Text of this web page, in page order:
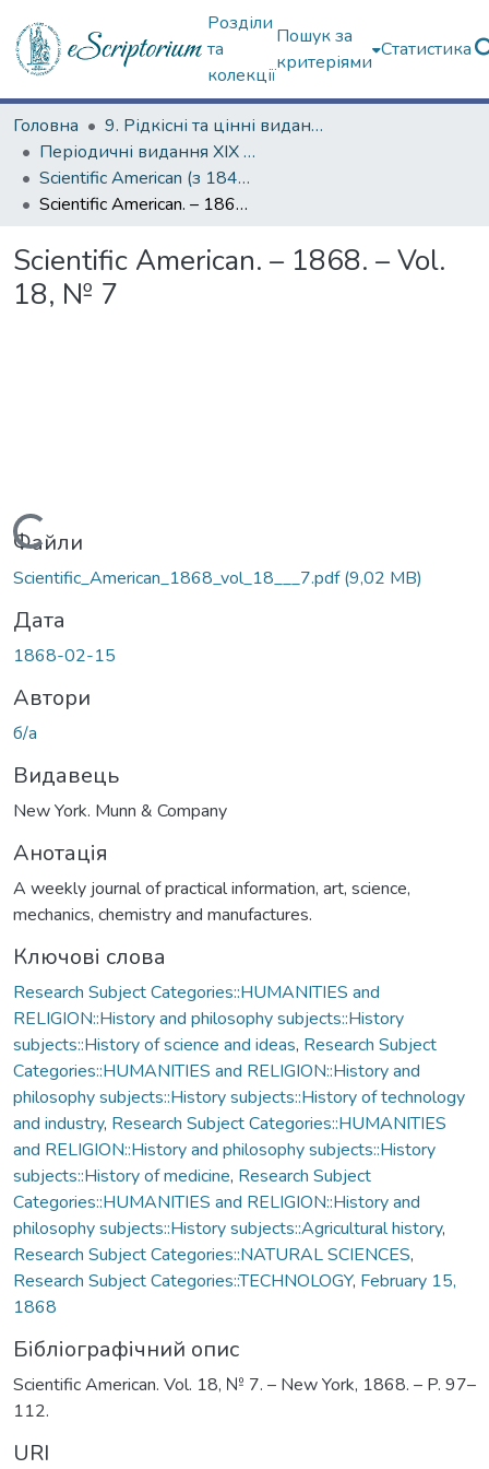
Розділи
та
колекції
Пошук за
критеріями
Статистика
Головна
9. Рідкісні та цінні видання
Періодичні видання ХІХ ст.
Scientific American (з 1845 р.)
Scientific American. – 1868. – Vol. 18, № 7
Scientific American. – 1868. – Vol.
18, № 7
Вантажиться...
Файли
Scientific_American_1868_vol_18___7.pdf(9,02 MB)
Дата
1868-02-15
Автори
б/а
Видавець
New York. Munn & Company
Анотація
A weekly journal of practical information, art, science,
mechanics, chemistry and manufactures.
Ключові слова
Research Subject Categories::HUMANITIES and
RELIGION::History and philosophy subjects::History
subjects::History of science and ideas, Research Subject
Categories::HUMANITIES and RELIGION::History and
philosophy subjects::History subjects::History of technology
and industry, Research Subject Categories::HUMANITIES
and RELIGION::History and philosophy subjects::History
subjects::History of medicine, Research Subject
Categories::HUMANITIES and RELIGION::History and
philosophy subjects::History subjects::Agricultural history,
Research Subject Categories::NATURAL SCIENCES,
Research Subject Categories::TECHNOLOGY, February 15,
1868
Бібліографічний опис
Scientific American. Vol. 18, № 7. – New York, 1868. – P. 97–
112.
URI